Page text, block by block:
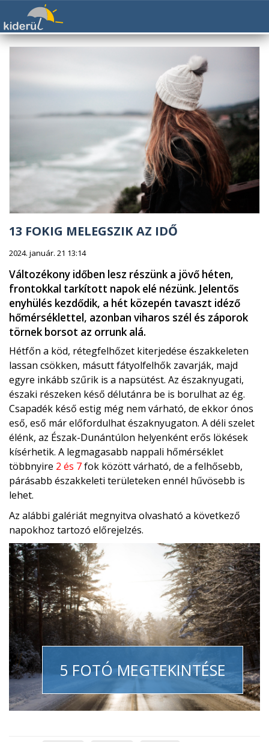
13 FOKIG MELEGSZIK AZ IDŐ
2024. január. 21 13:14
Változékony időben lesz részünk a jövő héten,
frontokkal tarkított napok elé nézünk. Jelentős
enyhülés kezdődik, a hét közepén tavaszt idéző
hőmérséklettel, azonban viharos szél és záporok
törnek borsot az orrunk alá.
Hétfőn a köd, rétegfelhőzet kiterjedése északkeleten
lassan csökken, másutt fátyolfelhők zavarják, majd
egyre inkább szűrik is a napsütést. Az északnyugati,
északi részeken késő délutánra be is borulhat az ég.
Csapadék késő estig még nem várható, de ekkor ónos
eső, eső már előfordulhat északnyugaton. A déli szelet
élénk, az Észak-Dunántúlon helyenként erős lökések
kísérhetik. A legmagasabb nappali hőmérséklet
többnyire 2 és 7fok között várható, de a felhősebb,
párásabb északkeleti területeken ennél hűvösebb is
lehet.
Az alábbi galériát megnyitva olvasható a következő
napokhoz tartozó előrejelzés.
5 FOTÓ MEGTEKINTÉSE